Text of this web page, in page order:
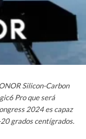
Silicon-Carbon
Pro que será
2024 es capaz
grados centígrados.